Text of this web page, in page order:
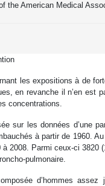
the American Medical
les expositions à de
en revanche il n’en est
concentrations.
sur les données d’une
à partir de 1960.
2008. Parmi ceux-ci 3820
pulmonaire.
d’hommes assez